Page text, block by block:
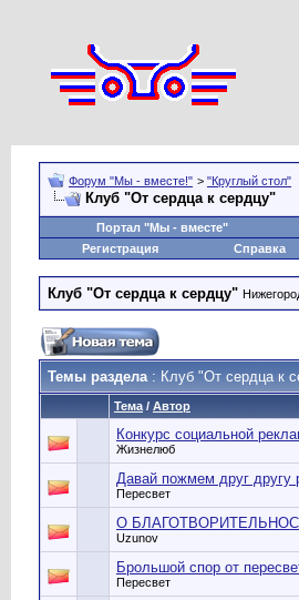
Форум "Мы - вместе!" > "Круглый стол"
Клуб "От сердца к сердцу"
Портал "Мы - вместе"
Регистрация
Справка
Клуб "От сердца к сердцу"
Темы раздела: Клуб "От сердца к
Тема / Автор
Конкурс социальной
Жизнелюб
Давай пожмем друг другу
Пересвет
О
Uzunov
Брольшой спор от
Пересвет